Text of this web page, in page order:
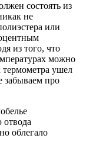
состоять из
не
или
из того, что
можно
термометра ушел
забываем про
облегало